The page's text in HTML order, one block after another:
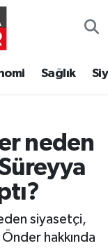
Sağlık
neden
siyasetçi,
hakkında